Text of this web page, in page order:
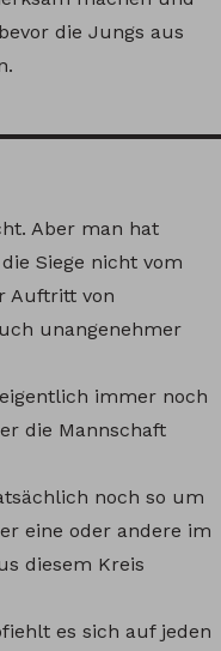
die Jungs aus
Aber man hat
Siege nicht vom
Auftritt von
unangenehmer
immer noch
die Mannschaft
noch so um
eine oder andere im
diesem Kreis
es sich auf jeden